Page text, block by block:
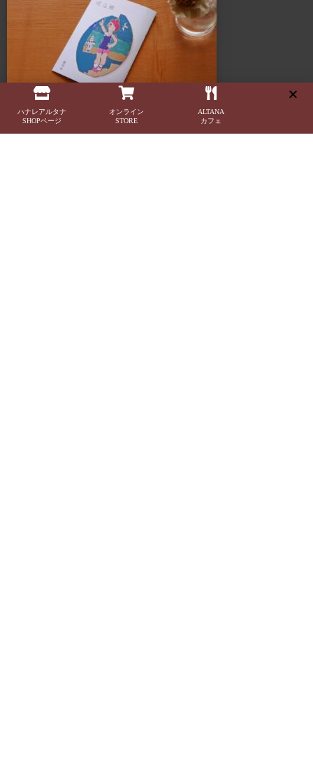
杓子定規の特定の棚ではなく、家の中に誰しもが持つ
「或るひとつの棚」を指し、同時に様々な可能性を
持つオルタナティブな空間であることも意味します。
このスペースに無数に存在する「棚」を活用し、カタチを変えながら様々な
ケーススタディーでライフスタイルの提案を展開していきます。
カフェ・ランチ・本・音楽・ギャラリー・ワークショップ・家具・インテリア・建
各種イベントを通し、一人で、または友人や家族と長く過ごせば
ハナレアルタナ
SHOPページ
オンライン
STORE
ALTANA
カフェ